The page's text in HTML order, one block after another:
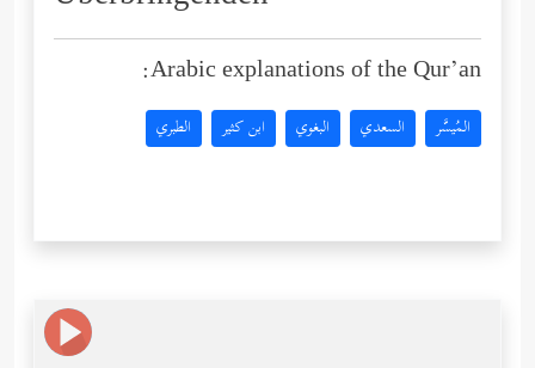
Arabic explanations of the Qur’an:
المُيسَّر السعدي البغوي ابن كثير الطبري